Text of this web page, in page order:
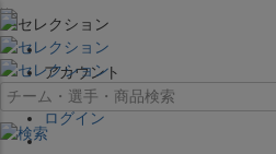
×
アカウント
ログイン